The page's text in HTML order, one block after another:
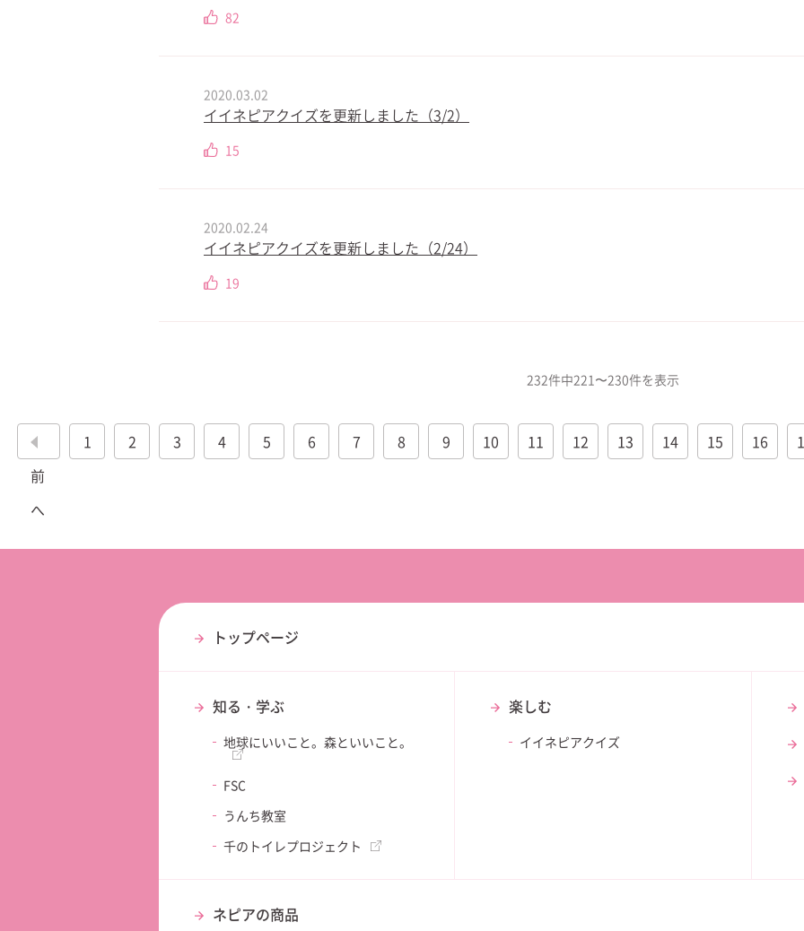
82
2020.03.02
イイネピアクイズを更新しました（3/2）
15
2020.02.24
イイネピアクイズを更新しました（2/24）
19
232件中221〜230件を表示
前
へ
1 2 3 4 5 6 7 8 9 10 11 12 13 14 15 16
トップページ
知る・学ぶ
地球にいいこと。森といいこと。
FSC
うんち教室
千のトイレプロジェクト
楽しむ
イイネピアクイズ
ネピアの商品